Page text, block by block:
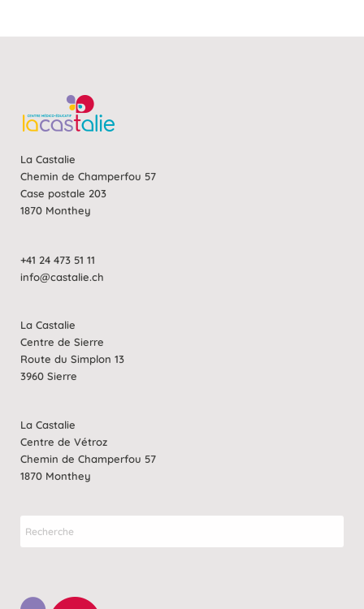
La Castalie
Chemin de Champerfou 57
Case postale 203
1870 Monthey
+41 24 473 51 11
info@castalie.ch
La Castalie
Centre de Sierre
Route du Simplon 13
3960 Sierre
La Castalie
Centre de Vétroz
Chemin de Champerfou 57
1870 Monthey